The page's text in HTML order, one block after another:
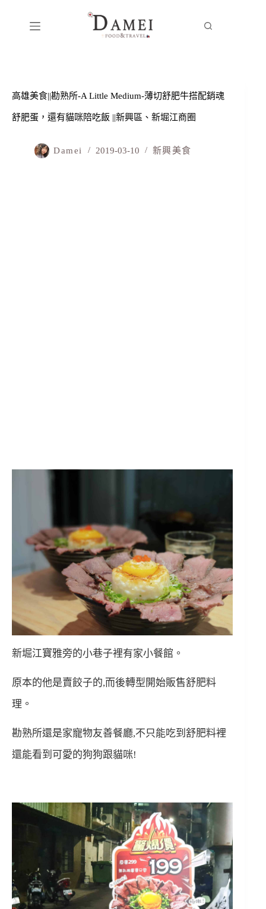
高雄美食||勘熟所-A Little Medium-薄切舒肥牛搭配銷魂
舒肥蛋，還有貓咪陪吃飯 ||新興區、新堀江商圈
Damei 2019-03-10 新興美食
新堀江寶雅旁的小巷子裡有家小餐館。
原本的他是賣餃子的,而後轉型開始販售舒肥料
理。
勘熟所還是家寵物友善餐廳,不只能吃到舒肥料裡
還能看到可愛的狗狗跟貓咪!